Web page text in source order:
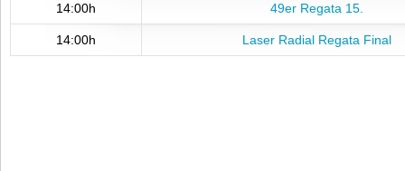
14:00h 49er Regata 15.
14:00h Laser Radial Regata Final